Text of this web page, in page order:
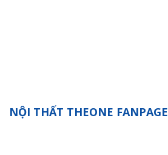
NỘI THẤT THEONE FANPAGE